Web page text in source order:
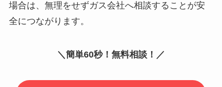
場合は、無理をせずガス会社へ相談することが安
全につながります。
＼簡単60秒！無料相談！／